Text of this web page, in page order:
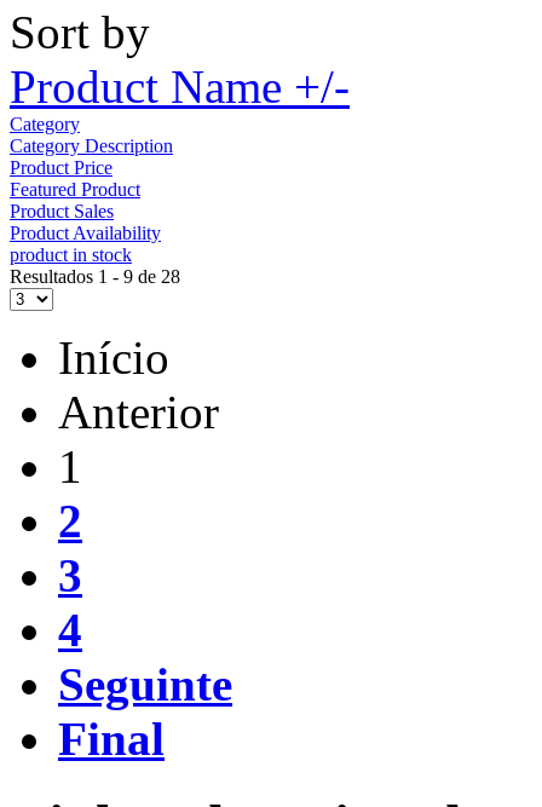
Sort by
Product Name +/-
Category
Category Description
Product Price
Featured Product
Product Sales
Product Availability
product in stock
Resultados 1 - 9 de 28
Início
Anterior
1
2
3
4
Seguinte
Final